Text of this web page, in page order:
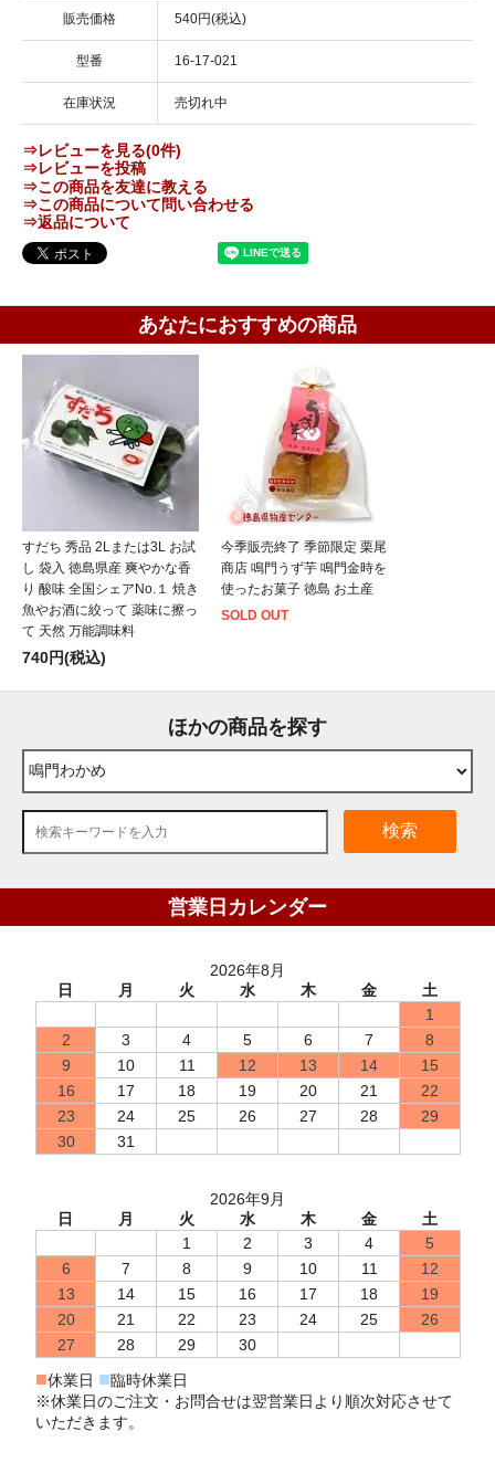
販売価格 540円(税込)
型番 16-17-021
在庫状況 売切れ中
⇒レビューを見る(0件)
⇒レビューを投稿
⇒この商品を友達に教える
⇒この商品について問い合わせる
⇒返品について
あなたにおすすめの商品
すだち 秀品 2Lまたは3L お試
し 袋入 徳島県産 爽やかな香
り 酸味 全国シェアNo.１ 焼き
魚やお酒に絞って 薬味に擦っ
て 天然 万能調味料
740円(税込)
今季販売終了 季節限定 栗尾
商店 鳴門うず芋 鳴門金時を
使ったお菓子 徳島 お土産
SOLD OUT
ほかの商品を探す
検索
営業日カレンダー
2026年8月
日
月 火 水 木 金
土
1
2
3 4 5 6 7
8
9
10 11 12 13 14
15
16
17 18 19 20 21
22
23
24 25 26 27 28
29
30
31
2026年9月
日
月 火 水 木 金
土
1
2 3 4
5
6
7 8 9 10 11
12
13
14 15 16 17 18
19
20
21 22 23 24 25
26
27
28 29 30
■休業日 ■臨時休業日
※休業日のご注文・お問合せは翌営業日より順次対応させて
いただきます。